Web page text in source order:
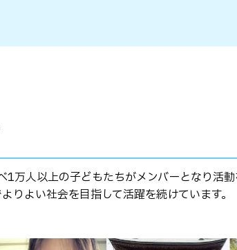
万人以上の子どもたちがメンバーとなり活
りよい社会を目指して活躍を続けています。